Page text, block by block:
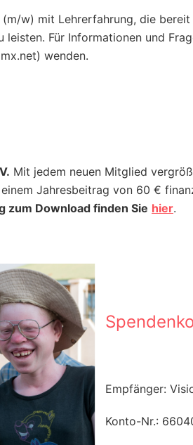
w) mit Lehrerfahrung, die
leisten. Für Informationen und
wenden.
Mit jedem neuen Mitglied
Jahresbeitrag von 60 €
zum Download finden Sie hier.
Empfänger:
Konto-Nr.: